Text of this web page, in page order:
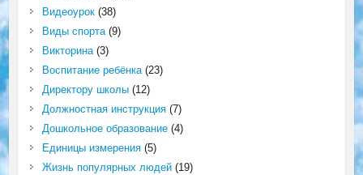
Видеоурок(38)
Виды спорта(9)
Викторина(3)
Воспитание ребёнка(23)
Директору школы(12)
Должностная инструкция(7)
Дошкольное образование(4)
Единицы измерения(5)
Жизнь популярных людей(19)